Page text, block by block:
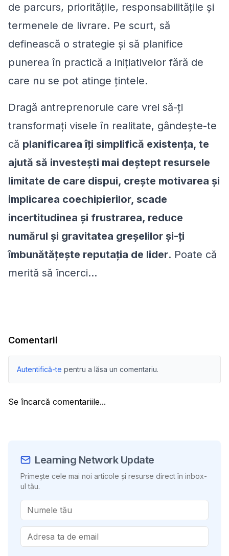
de parcurs, prioritățile, responsabilitățile și
termenele de livrare. Pe scurt, să
definească o strategie și să planifice
punerea în practică a inițiativelor fără de
care nu se pot atinge țintele.
Dragă antreprenorule care vrei să-ți
transformați visele în realitate, gândește-te
că planificarea îți simplifică existența, te
ajută să investești mai deștept resursele
limitate de care dispui, crește motivarea și
implicarea coechipierilor, scade
incertitudinea și frustrarea, reduce
numărul și gravitatea greșelilor și-ți
îmbunătățește reputația de lider. Poate că
merită să încerci…
Comentarii
Autentifică-te pentru a lăsa un comentariu.
Se încarcă comentariile...
Learning Network Update
Primește cele mai noi articole și resurse direct în inbox-
ul tău.